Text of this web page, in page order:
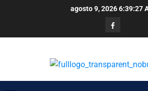
agosto 9, 20266:39:27